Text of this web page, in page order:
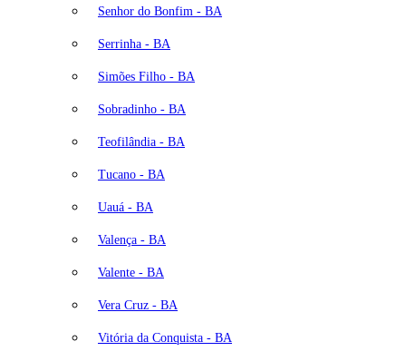
Senhor do Bonfim - BA
Serrinha - BA
Simões Filho - BA
Sobradinho - BA
Teofilândia - BA
Tucano - BA
Uauá - BA
Valença - BA
Valente - BA
Vera Cruz - BA
Vitória da Conquista - BA